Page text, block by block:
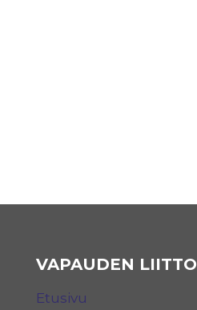
VAPAUDEN LIITTO
Etusivu